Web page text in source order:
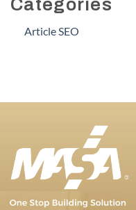
Categories
Article SEO